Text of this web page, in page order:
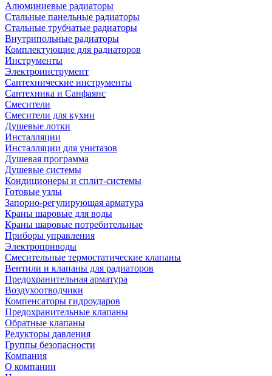
Алюминиевые радиаторы
Стальные панельные радиаторы
Стальные трубчатые радиаторы
Внутрипольные радиаторы
Комплектующие для радиаторов
Инструменты
Электроинструмент
Сантехнические инструменты
Сантехника и Санфаянс
Смесители
Смесители для кухни
Душевые лотки
Инсталляции
Инсталляции для унитазов
Душевая программа
Душевые системы
Кондиционеры и сплит-системы
Готовые узлы
Запорно-регулирующая арматура
Краны шаровые для воды
Краны шаровые потребительные
Приборы управления
Электроприводы
Смесительные термостатические клапаны
Вентили и клапаны для радиаторов
Предохранительная арматура
Воздухоотводчики
Компенсаторы гидроударов
Предохранительные клапаны
Обратные клапаны
Редукторы давления
Группы безопасности
Компания
О компании